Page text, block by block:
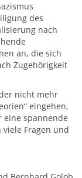
des
nach
an, die sich
Zugehörigkeit
nicht mehr
eingehen,
eine spannende
Fragen und